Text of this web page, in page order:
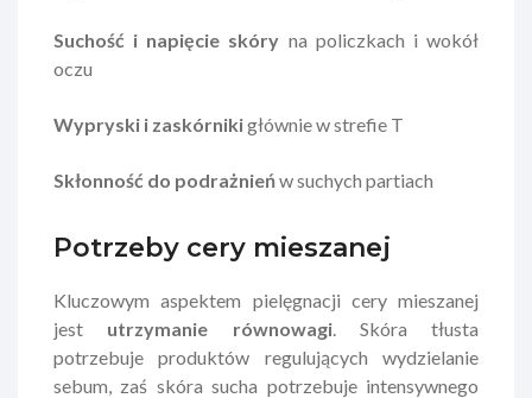
Suchość i napięcie skóry na policzkach i wokół
oczu
Wypryski i zaskórnikigłównie w strefie T
Skłonność do podrażnieńw suchych partiach
Potrzeby cery mieszanej
Kluczowym aspektem pielęgnacji cery mieszanej
jest utrzymanie równowagi. Skóra tłusta
potrzebuje produktów regulujących wydzielanie
sebum, zaś skóra sucha potrzebuje intensywnego